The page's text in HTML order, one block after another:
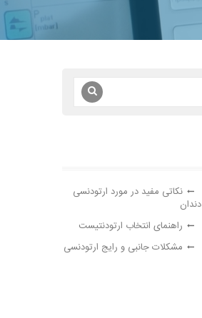
نکاتی مفید در مورد ارتودنسی
دندان
راهنمای انتخاب ارتودنتیست
مشکلات جانبی و رایج ارتودنسی